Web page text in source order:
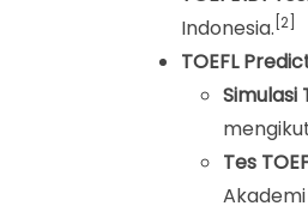
Mulai dari Tes
Indonesia. [2]
TOEFL
Simulasi
Tes